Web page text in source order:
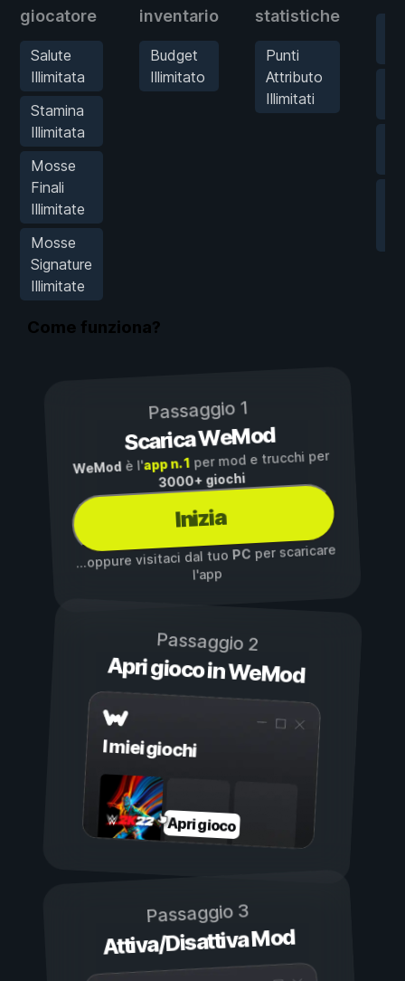
giocatore
Salute
Illimitata
Stamina
Illimitata
Mosse
Finali
Illimitate
Mosse
Signature
Illimitate
inventario
Budget
Illimitato
statistiche
Punti
Attributo
Illimitati
Come funziona?
Passaggio 1
Scarica WeMod
WeMod è l'app n. 1per mod e trucchi per
3000+ giochi
Inizia
...oppure visitaci dal tuoPC per scaricare
l'app
Passaggio 2
Apri gioco in WeMod
I miei giochi
Apri gioco
Passaggio 3
Attiva/Disattiva Mod